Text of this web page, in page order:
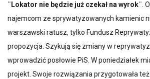
¨Lokator nie będzie już czekał na wyrok¨ .
najemcom ze sprywatyzowanych kamienic
warszawski ratusz, tylko Fundusz
propozycja. Szykują się zmiany w
wprowadzić posłowie PiS. W poniedziałek
projekt. Swoje rozwiązania przygotowała